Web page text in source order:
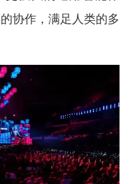
协作，满足人类的多